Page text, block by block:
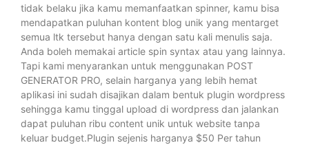
tidak belaku jika kamu memanfaatkan spinner, kamu bisa
mendapatkan puluhan kontent blog unik yang mentarget
semua ltk tersebut hanya dengan satu kali menulis saja.
Anda boleh memakai article spin syntax atau yang lainnya.
Tapi kami menyarankan untuk menggunakan POST
GENERATOR PRO, selain harganya yang lebih hemat
aplikasi ini sudah disajikan dalam bentuk plugin wordpress
sehingga kamu tinggal upload di wordpress dan jalankan
dapat puluhan ribu content unik untuk website tanpa
keluar budget.Plugin sejenis harganya $50 Per tahun